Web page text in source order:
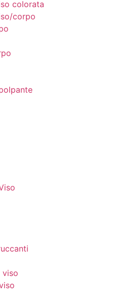
colorata
corpo
viso